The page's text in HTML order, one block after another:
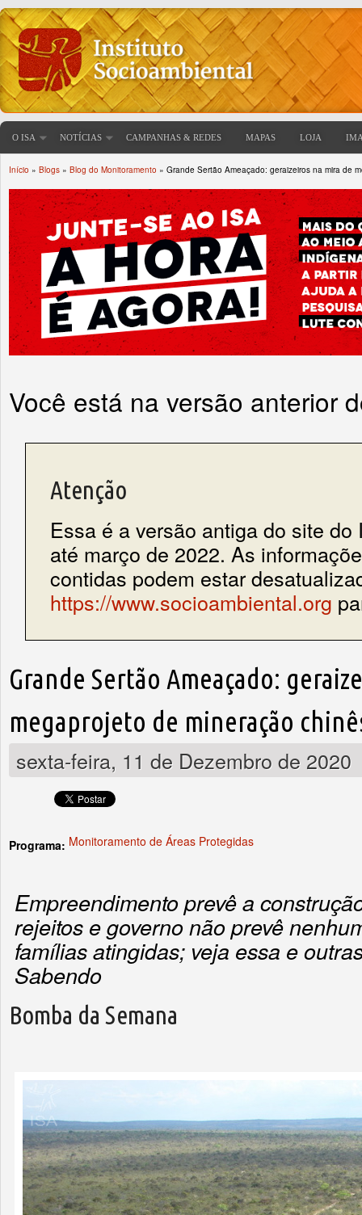
O ISA NOTÍCIAS CAMPANHAS & REDES MAPAS LOJA
Início » Blogs » Blog do Monitoramento » Grande Sertão Ameaçado: geraizeiros na mira de
Você está na versão anterior
Atenção
Essa é a versão antiga do site do
até março de 2022. As
contidas podem estar
https://www.socioambiental.org
Grande Sertão Ameaçado:
megaprojeto de mineração
sexta-feira, 11 de Dezembro de 2020
Programa: Monitoramento de Áreas Protegidas
Empreendimento prevê a
rejeitos e governo não prevê
famílias atingidas; veja essa e
Sabendo
Bomba da Semana